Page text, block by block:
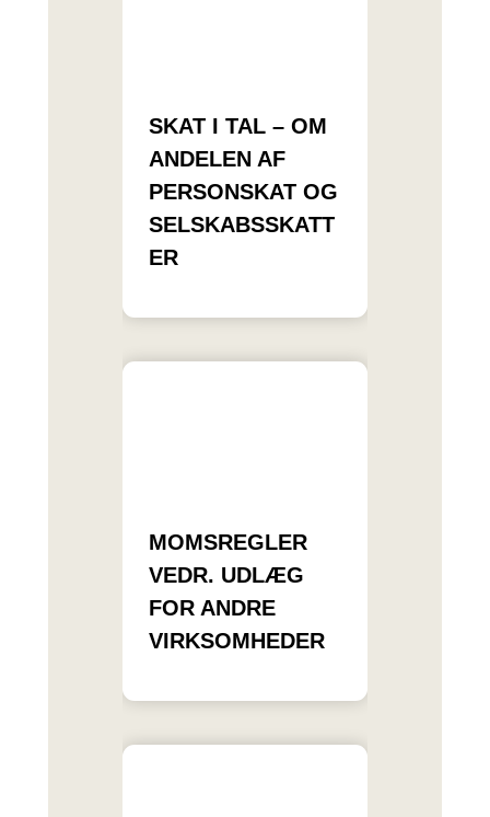
SKAT I TAL – OM
ANDELEN AF
PERSONSKAT OG
SELSKABSSKATT
ER
MOMSREGLER
VEDR. UDLÆG
FOR ANDRE
VIRKSOMHEDER